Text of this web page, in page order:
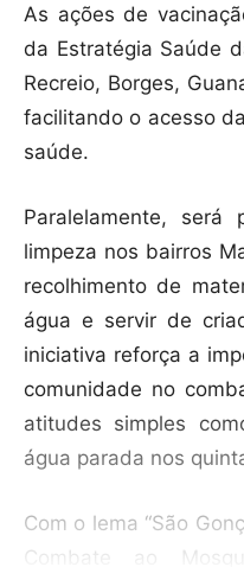
As ações de
da Estratégia Saúde
Recreio, Borges,
facilitando o acesso
saúde.
Paralelamente, será
limpeza nos bairros
recolhimento de
água e servir de
iniciativa reforça a
comunidade no
atitudes simples
água parada nos
Com o lema “São
Combate ao